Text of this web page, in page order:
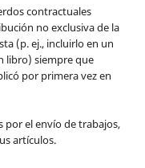
contractuales
no exclusiva de la
(p. ej., incluirlo en un
libro) siempre que
por primera vez en
por el envío de trabajos,
artículos.